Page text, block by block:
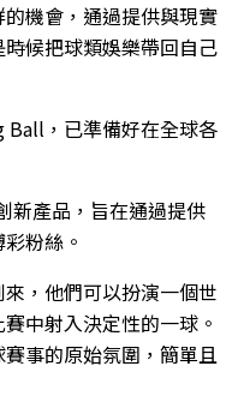
機會，通過提供與現實
候把球類娛樂帶回自己
Ball，已準備好在全球各
新產品，旨在通過提供
粉絲。
，他們可以扮演一個世
中射入決定性的一球。
事的原始氛圍，簡單且